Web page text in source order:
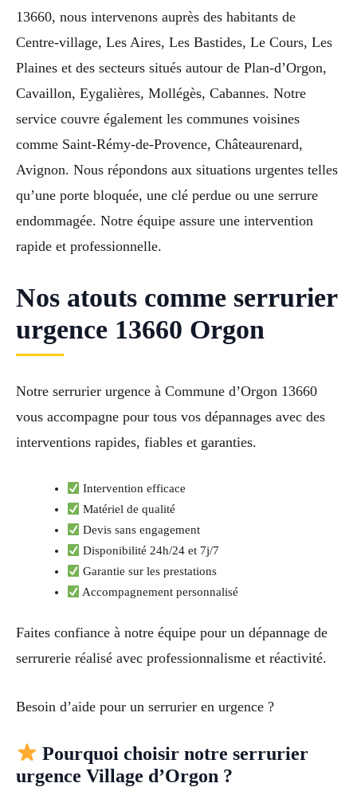
13660, nous intervenons auprès des habitants de
Centre-village, Les Aires, Les Bastides, Le Cours, Les
Plaines et des secteurs situés autour de Plan-d’Orgon,
Cavaillon, Eygalières, Mollégès, Cabannes. Notre
service couvre également les communes voisines
comme Saint-Rémy-de-Provence, Châteaurenard,
Avignon. Nous répondons aux situations urgentes telles
qu’une porte bloquée, une clé perdue ou une serrure
endommagée. Notre équipe assure une intervention
rapide et professionnelle.
Nos atouts comme serrurier
urgence 13660 Orgon
Notre serrurier urgence à Commune d’Orgon 13660
vous accompagne pour tous vos dépannages avec des
interventions rapides, fiables et garanties.
Intervention efficace
Matériel de qualité
Devis sans engagement
Disponibilité 24h/24 et 7j/7
Garantie sur les prestations
Accompagnement personnalisé
Faites confiance à notre équipe pour un dépannage de
serrurerie réalisé avec professionnalisme et réactivité.
Besoin d’aide pour un serrurier en urgence ?
Pourquoi choisir notre serrurier
urgence Village d’Orgon ?